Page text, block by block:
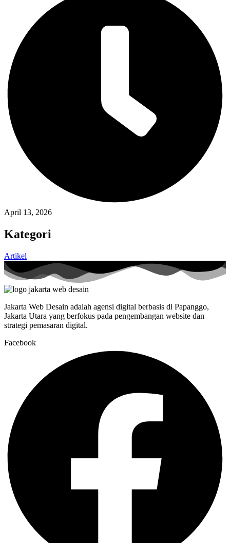
April 13, 2026
Kategori
Artikel
Jakarta Web Desain adalah agensi digital berbasis di Papanggo,
Jakarta Utara yang berfokus pada pengembangan website dan
strategi pemasaran digital.
Facebook